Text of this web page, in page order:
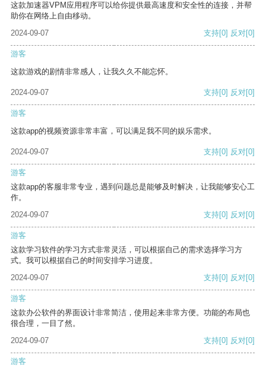
这款加速器VPM应用程序可以给你提供最高速度和安全性的连接，并帮
助你在网络上自由移动。
2024-09-07
支持[0] 反对[0]
游客
这款游戏的剧情非常感人，让我久久不能忘怀。
2024-09-07 支持[0] 反对[0]
游客
这款app的视频资源非常丰富，可以满足我不同的娱乐需求。
2024-09-07 支持[0] 反对[0]
游客
这款app的客服非常专业，遇到问题总是能够及时解决，让我能够安心工
作。
2024-09-07
支持[0] 反对[0]
游客
这款学习软件的学习方式非常灵活，可以根据自己的需求选择学习方
式。我可以根据自己的时间安排学习进度。
2024-09-07
支持[0] 反对[0]
游客
这款办公软件的界面设计非常简洁，使用起来非常方便。功能的布局也
很合理，一目了然。
2024-09-07
支持[0] 反对[0]
游客